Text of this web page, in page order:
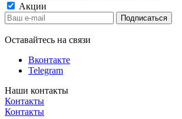
Акции
Оставайтесь на связи
Вконтакте
Telegram
Наши контакты
Контакты
Контакты